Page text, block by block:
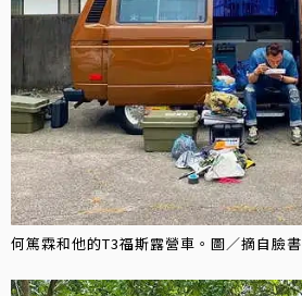
何篤霖和他的T3福斯露營車。圖／摘自臉書